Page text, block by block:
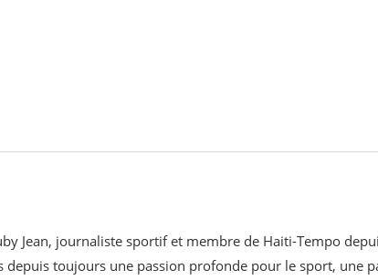
Jean, journaliste sportif et membre de Haiti-Tempo
depuis toujours une passion profonde pour le sport, une